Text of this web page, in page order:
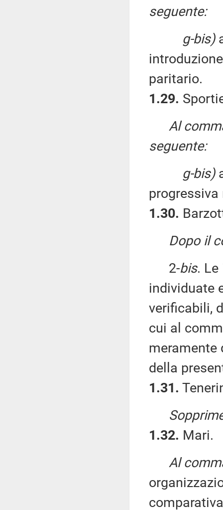
seguente:
g-bis)
paritario.
1.29.
Al
seguente:
g-bis)
1.30.
Dopo il
2-bis.
individuate
verificabili,
cui al
meramente
della
1.31.
1.32. Mari.
Al